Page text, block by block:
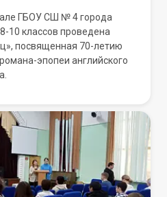
ГБОУ СШ № 4 города
10 классов проведена
посвященная 70-летию
эпопеи английского